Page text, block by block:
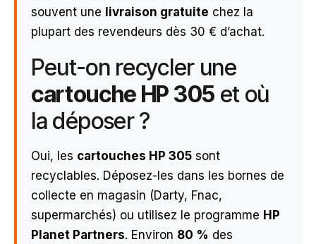
souvent une livraison gratuite chez la
plupart des revendeurs dès 30 € d’achat.
Peut-on recycler une
cartouche HP 305 et où
la déposer ?
Oui, les cartouches HP 305 sont
recyclables. Déposez-les dans les bornes de
collecte en magasin (Darty, Fnac,
supermarchés) ou utilisez le programme HP
Planet Partners. Environ 80 % des